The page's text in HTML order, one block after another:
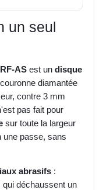
un seul
AS est un disque
diamantée
contre 3 mm
pas fait pour
sur toute la largeur
passe, sans
abrasifs :
déchaussent un